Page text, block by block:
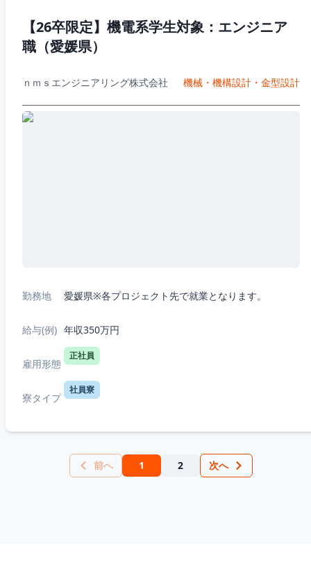
【26卒限定】機電系学生対象：エンジニア
職（愛媛県）
ｎｍｓエンジニアリング株式会社 機械・機構設計・金型設計
勤務地 愛媛県※各プロジェクト先で就業となります。
給与(例) 年収350万円
雇用形態
正社員
寮タイプ
社員寮
前へ 1 2 次へ